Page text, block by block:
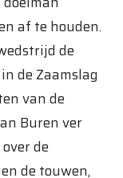
af te houden.
de
de Zaamslag
van de
Buren ver
de
de touwen,